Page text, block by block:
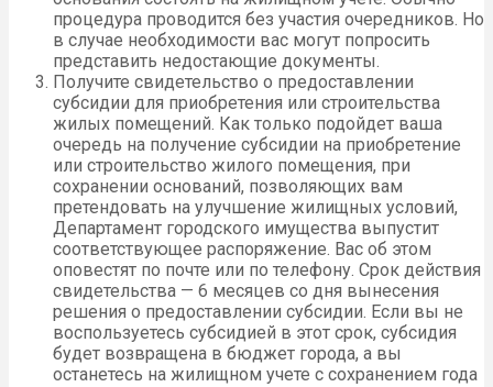
процедура проводится без участия очередников. Но
в случае необходимости вас могут попросить
представить недостающие документы.
Получите свидетельство о предоставлении
субсидии для приобретения или строительства
жилых помещений. Как только подойдет ваша
очередь на получение субсидии на приобретение
или строительство жилого помещения, при
сохранении оснований, позволяющих вам
претендовать на улучшение жилищных условий,
Департамент городского имущества выпустит
соответствующее распоряжение. Вас об этом
оповестят по почте или по телефону. Срок действия
свидетельства — 6 месяцев со дня вынесения
решения о предоставлении субсидии. Если вы не
воспользуетесь субсидией в этот срок, субсидия
будет возвращена в бюджет города, а вы
останетесь на жилищном учете с сохранением года